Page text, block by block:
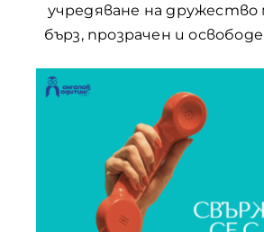
учредяване на дружество
бърз, прозрачен и